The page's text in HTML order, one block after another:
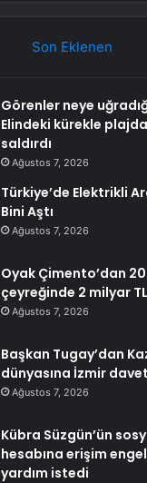
Son Eklenen
Görenler neye
Elindeki kürekle
saldırdı
Ağustos 7, 2026
Türkiye’de Elektrikli
Bini Aştı
Ağustos 7, 2026
Oyak Çimento’dan
çeyreğinde 2 milyar
Ağustos 7, 2026
Başkan Tugay’dan
dünyasına İzmir
Ağustos 7, 2026
Kübra Süzgün’ün
hesabına erişim
yardım istedi